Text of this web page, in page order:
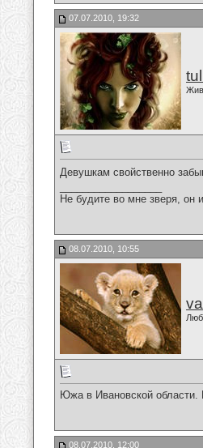
07.07.2010, 19:32
Девушкам свойственно
Не будите во мне зверя, он
08.07.2010, 10:55
Южа в Ивановской области.
08.07.2010, 12:00